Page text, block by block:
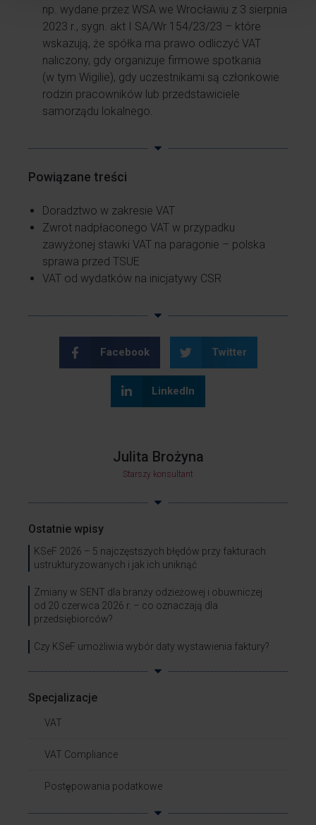
np. wydane przez WSA we Wrocławiu z 3 sierpnia
2023 r., sygn. akt I SA/Wr 154/23/23 – które
wskazują, że spółka ma prawo odliczyć VAT
naliczony, gdy organizuje firmowe spotkania
(w tym Wigilie), gdy uczestnikami są członkowie
rodzin pracowników lub przedstawiciele
samorządu lokalnego.
Powiązane treści
Doradztwo w zakresie VAT
Zwrot nadpłaconego VAT w przypadku
zawyżonej stawki VAT na paragonie – polska
sprawa przed TSUE
VAT od wydatków na inicjatywy CSR
Facebook Twitter
LinkedIn
Julita Brożyna
Starszy konsultant
Ostatnie wpisy
KSeF 2026 – 5 najczęstszych błędów przy fakturach
ustrukturyzowanych i jak ich uniknąć
Zmiany w SENT dla branży odzieżowej i obuwniczej
od 20 czerwca 2026 r. – co oznaczają dla
przedsiębiorców?
Czy KSeF umożliwia wybór daty wystawienia faktury?
Specjalizacje
VAT
VAT Compliance
Postępowania podatkowe